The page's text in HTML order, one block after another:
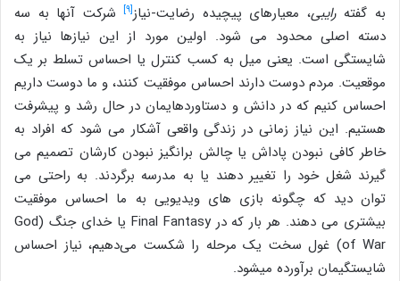
به گفتهرایبی، معیارهای پیچیده رضایت-نیاز[۹] شرکت آنها به سه
دسته اصلی محدود می شود. اولین مورد از این نیازها نیاز به
شایستگی است. یعنی میل به کسب کنترل یا احساس تسلط بر یک
موقعیت. مردم دوست دارند احساس موفقیت کنند، و ما دوست داریم
احساس کنیم که در دانش و دستاوردهایمان در حال رشد و پیشرفت
هستیم. این نیاز زمانی در زندگی واقعی آشکار می شود که افراد به
خاطر کافی نبودن پاداش یا چالش برانگیز نبودن کارشان تصمیم می
گیرند شغل خود را تغییر دهند یا به مدرسه برگردند. به راحتی می
توان دید که چگونه بازی های ویدیویی به ما احساس موفقیت
بیشتری می دهند. هر بار که در Final Fantasy یا خدای جنگ (God
of War) غول سخت یک مرحله‎ را شکست می‌دهیم، نیاز احساس
شایستگی‎مان برآورده می‎شود.